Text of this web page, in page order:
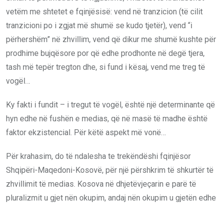
vetëm me shtetet e fqinjësisë: vend në tranzicion (të cilit
tranzicioni po i zgjat më shumë se kudo tjetër), vend “i
përhershëm” në zhvillim, vend që dikur me shumë kushte për
prodhime bujqësore por që edhe prodhonte në degë tjera,
tash më tepër tregton dhe, si fund i kësaj, vend me treg të
vogël…
Ky fakti i fundit – i tregut të vogël, është një determinante që
hyn edhe në fushën e medias, që në masë të madhe është
faktor ekzistencial. Për këtë aspekt më vonë…
Për krahasim, do të ndalesha te trekëndëshi fqinjësor
Shqipëri-Maqedoni-Kosovë, për një përshkrim të shkurtër të
zhvillimit të medias. Kosova në dhjetëvjeçarin e parë të
pluralizmit u gjet nën okupim, andaj nën okupim u gjetën edhe